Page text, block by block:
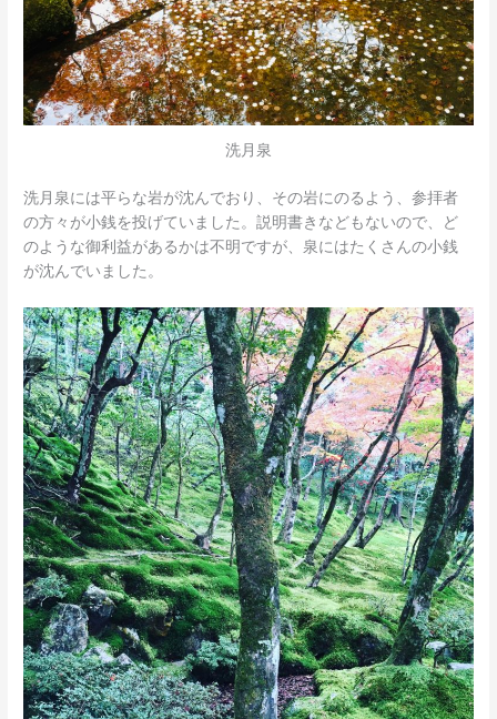
洗月泉
洗月泉には平らな岩が沈んでおり、その岩にのるよう、参拝者
の方々が小銭を投げていました。説明書きなどもないので、ど
のような御利益があるかは不明ですが、泉にはたくさんの小銭
が沈んでいました。